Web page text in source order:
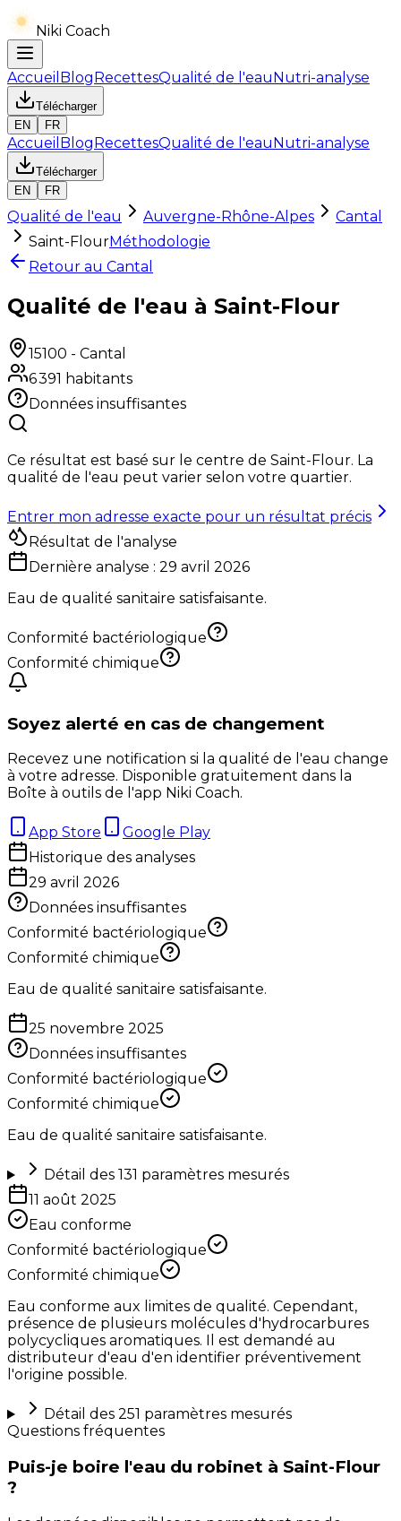
Niki Coach
Accueil BlogRecettesQualité de l'eauNutri-analyse
Télécharger
EN
FR
Accueil BlogRecettesQualité de l'eauNutri-analyse
Télécharger
EN
FR
Qualité de l'eau Auvergne-Rhône-Alpes
Cantal
Saint-FlourMéthodologie
Retour au Cantal
Qualité de l'eau à Saint-Flour
15100 - Cantal
6 391 habitants
Données insuffisantes
Ce résultat est basé sur le centre de Saint-Flour. La
qualité de l'eau peut varier selon votre quartier.
Entrer mon adresse exacte pour un résultat précis
Résultat de l'analyse
Dernière analyse : 29 avril 2026
Eau de qualité sanitaire satisfaisante.
Conformité bactériologique
Conformité chimique
Soyez alerté en cas de changement
Recevez une notification si la qualité de l'eau change
à votre adresse. Disponible gratuitement dans la
Boîte à outils de l'app Niki Coach.
App Store
Google Play
Historique des analyses
29 avril 2026
Données insuffisantes
Conformité bactériologique
Conformité chimique
Eau de qualité sanitaire satisfaisante.
25 novembre 2025
Données insuffisantes
Conformité bactériologique
Conformité chimique
Eau de qualité sanitaire satisfaisante.
Détail des 131 paramètres mesurés
11 août 2025
Eau conforme
Conformité bactériologique
Conformité chimique
Eau conforme aux limites de qualité. Cependant,
présence de plusieurs molécules d'hydrocarbures
polycycliques aromatiques. Il est demandé au
distributeur d'eau d'en identifier préventivement
l'origine possible.
Détail des 251 paramètres mesurés
Questions fréquentes
Puis-je boire l'eau du robinet à Saint-Flour
?